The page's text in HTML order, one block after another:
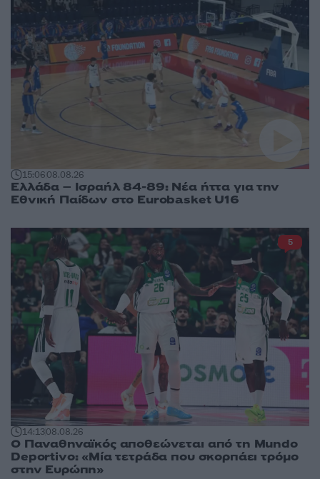
15:0608.08.26
Ελλάδα – Ισραήλ 84-89: Νέα ήττα για την
Εθνική Παίδων στο Eurobasket U16
14:1308.08.26
Ο Παναθηναϊκός αποθεώνεται από τη Mundo
Deportivo: «Μία τετράδα που σκορπάει τρόμο
στην Ευρώπη»
5